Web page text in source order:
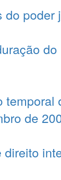
do poder
de